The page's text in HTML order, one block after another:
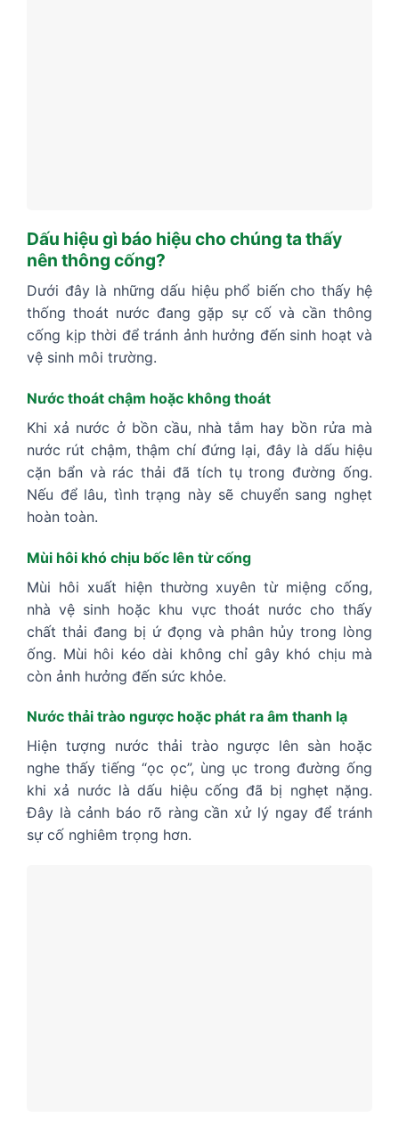
Dấu hiệu gì báo hiệu cho chúng ta thấy
nên thông cống?
Dưới đây là những dấu hiệu phổ biến cho thấy hệ
thống thoát nước đang gặp sự cố và cần thông
cống kịp thời để tránh ảnh hưởng đến sinh hoạt và
vệ sinh môi trường.
Nước thoát chậm hoặc không thoát
Khi xả nước ở bồn cầu, nhà tắm hay bồn rửa mà
nước rút chậm, thậm chí đứng lại, đây là dấu hiệu
cặn bẩn và rác thải đã tích tụ trong đường ống.
Nếu để lâu, tình trạng này sẽ chuyển sang nghẹt
hoàn toàn.
Mùi hôi khó chịu bốc lên từ cống
Mùi hôi xuất hiện thường xuyên từ miệng cống,
nhà vệ sinh hoặc khu vực thoát nước cho thấy
chất thải đang bị ứ đọng và phân hủy trong lòng
ống. Mùi hôi kéo dài không chỉ gây khó chịu mà
còn ảnh hưởng đến sức khỏe.
Nước thải trào ngược hoặc phát ra âm thanh lạ
Hiện tượng nước thải trào ngược lên sàn hoặc
nghe thấy tiếng “ọc ọc”, ùng ục trong đường ống
khi xả nước là dấu hiệu cống đã bị nghẹt nặng.
Đây là cảnh báo rõ ràng cần xử lý ngay để tránh
sự cố nghiêm trọng hơn.